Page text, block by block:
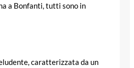
a Bonfanti, tutti sono in
caratterizzata da un